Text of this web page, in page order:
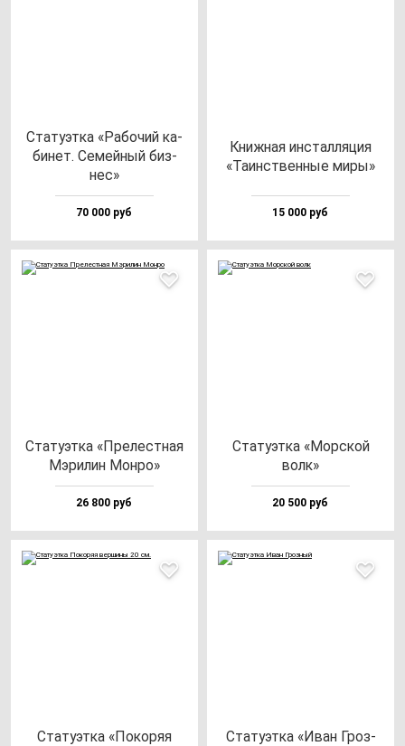
Ста­ту­эт­ка «Рабо­чий ка­
би­нет. Семей­ный биз­
нес»
70 000 руб
Книж­ная ин­стал­ля­ция
«Таинс­твен­ные ми­ры»
15 000 руб
Ста­ту­эт­ка «Пре­лес­тная
Мэри­лин Мон­ро»
26 800 руб
Ста­ту­эт­ка «Мор­ской
волк»
20 500 руб
Ста­ту­эт­ка «Поко­ряя
Ста­ту­эт­ка «Иван Гроз­